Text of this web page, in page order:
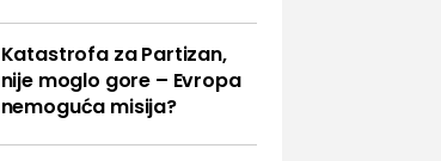
Katastrofa za Partizan,
nije moglo gore – Evropa
nemoguća misija?